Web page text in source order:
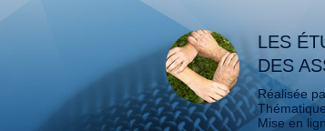
LES
DES
Réalisée
Mise en